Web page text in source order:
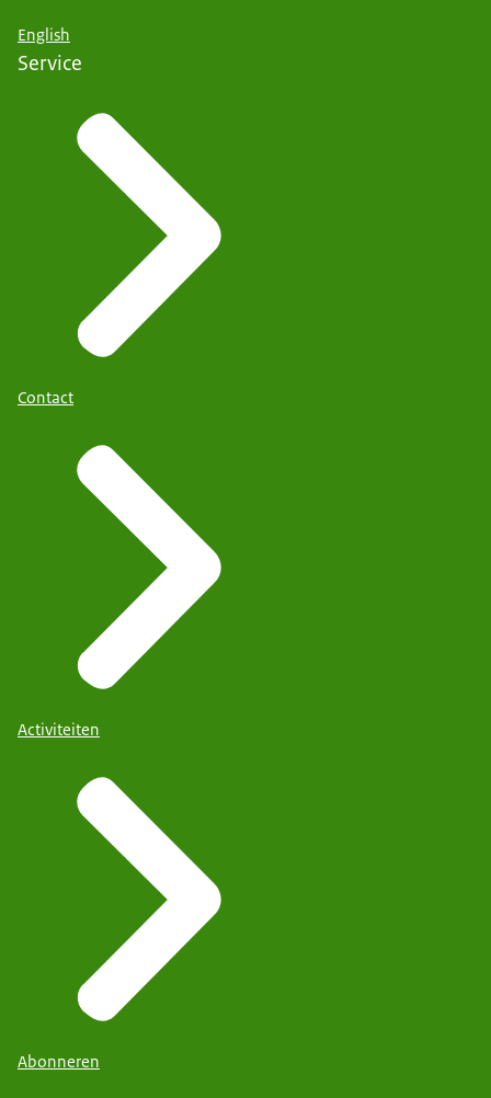
English
Service
Contact
Activiteiten
Abonneren